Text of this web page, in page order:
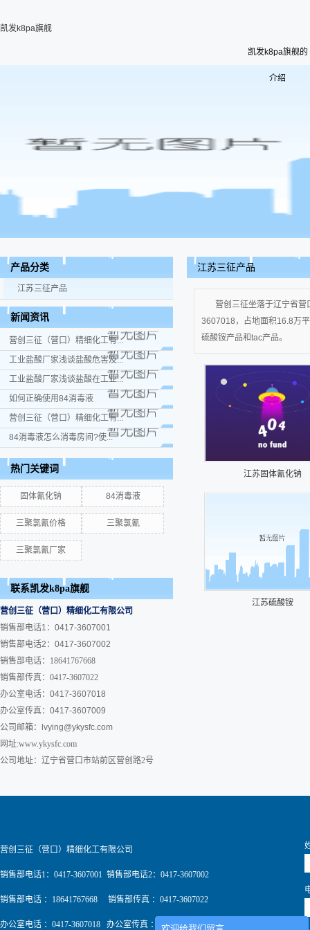
凯发k8pa旗舰
凯发k8pa旗舰的
介绍
产品分类
江苏三征产品
新闻资讯
营创三征（营口）精细化工有...
工业盐酸厂家浅谈盐酸危害及...
工业盐酸厂家浅谈盐酸在工业...
如何正确使用84消毒液
营创三征（营口）精细化工有...
84消毒液怎么消毒房间?使...
热门关键词
固体氰化钠 84消毒液
三聚氯氰价格 三聚氯氰
三聚氯氰厂家
联系凯发k8pa旗舰
营创三征（营口）精细化工有限公司
销售部电话1：0417-3607001
销售部电话2：0417-3607002
销售部电话：18641767668
销售部传真：0417-3607022
办公室电话：0417-3607018
办公室传真：0417-3607009
公司邮箱：
lvying@ykysfc.com
网址:www.ykysfc.com
公司地址：辽宁省营口市站前区营创路2号
江苏三征产品
营创三征坐落于辽宁省
3607018，占地面积16.8万
硫酸铵产品和tac产品。
江苏固体氰化钠
江苏硫酸铵
营创三征（营口）精细化工有限公司
销售部电话1：0417-3607001 销售部电话2：0417-3607002
销售部电话 ：18641767668 销售部传真 ：0417-3607022
办公室电话 ：0417-3607018 办公室传真 ：0417-3607009